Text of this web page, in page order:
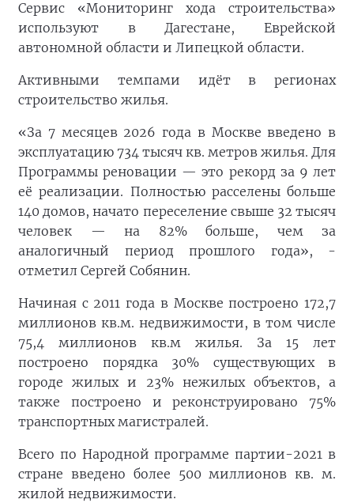
Сервис «Мониторинг хода строительства»
используют в Дагестане, Еврейской
автономной области и Липецкой области.
Активными темпами идёт в регионах
строительство жилья.
«За 7 месяцев 2026 года в Москве введено в
эксплуатацию 734 тысяч кв. метров жилья. Для
Программы реновации — это рекорд за 9 лет
её реализации. Полностью расселены больше
140 домов, начато переселение свыше 32 тысяч
человек — на 82% больше, чем за
аналогичный период прошлого года», -
отметил Сергей Собянин.
Начиная с 2011 года в Москве построено 172,7
миллионов кв.м. недвижимости, в том числе
75,4 миллионов кв.м жилья. За 15 лет
построено порядка 30% существующих в
городе жилых и 23% нежилых объектов, а
также построено и реконструировано 75%
транспортных магистралей.
Всего по Народной программе партии-2021 в
стране введено более 500 миллионов кв. м.
жилой недвижимости.